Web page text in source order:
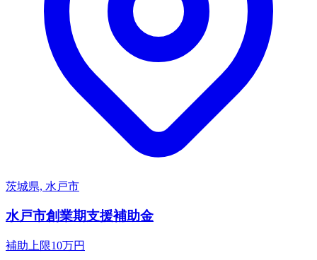
茨城県, 水戸市
水戸市創業期支援補助金
補助上限10万円